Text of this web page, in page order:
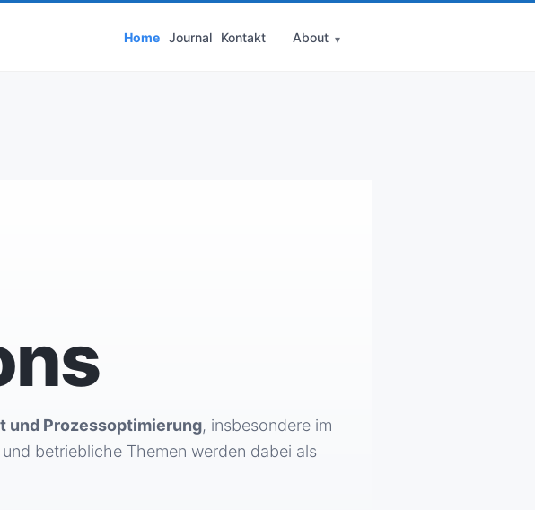
Home Journal Kontakt About
und Prozessoptimierung, insbesondere im
betriebliche Themen werden dabei als